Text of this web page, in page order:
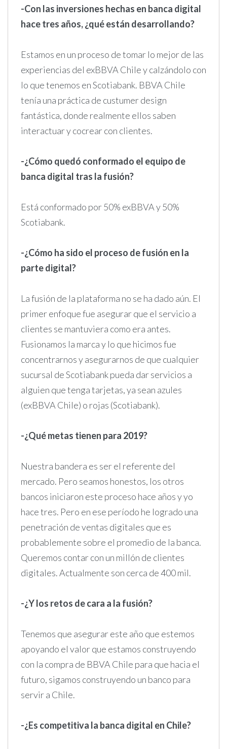
-Con las inversiones hechas en banca digital
hace tres años, ¿qué están desarrollando?
Estamos en un proceso de tomar lo mejor de las
experiencias del exBBVA Chile y calzándolo con
lo que tenemos en Scotiabank. BBVA Chile
tenía una práctica de custumer design
fantástica, donde realmente ellos saben
interactuar y cocrear con clientes.
-¿Cómo quedó conformado el equipo de
banca digital tras la fusión?
Está conformado por 50% exBBVA y 50%
Scotiabank.
-¿Cómo ha sido el proceso de fusión en la
parte digital?
La fusión de la plataforma no se ha dado aún. El
primer enfoque fue asegurar que el servicio a
clientes se mantuviera como era antes.
Fusionamos la marca y lo que hicimos fue
concentrarnos y asegurarnos de que cualquier
sucursal de Scotiabank pueda dar servicios a
alguien que tenga tarjetas, ya sean azules
(exBBVA Chile) o rojas (Scotiabank).
-¿Qué metas tienen para 2019?
Nuestra bandera es ser el referente del
mercado. Pero seamos honestos, los otros
bancos iniciaron este proceso hace años y yo
hace tres. Pero en ese período he logrado una
penetración de ventas digitales que es
probablemente sobre el promedio de la banca.
Queremos contar con un millón de clientes
digitales. Actualmente son cerca de 400 mil.
-¿Y los retos de cara a la fusión?
Tenemos que asegurar este año que estemos
apoyando el valor que estamos construyendo
con la compra de BBVA Chile para que hacia el
futuro, sigamos construyendo un banco para
servir a Chile.
-¿Es competitiva la banca digital en Chile?